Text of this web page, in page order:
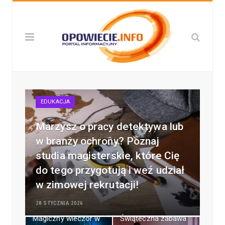
EDUKACJA
Marzysz o pracy detektywa lub
w branży ochrony? Poznaj
studia magisterskie, które Cię
do tego przygotują i weź udział
w zimowej rekrutacji!
28 STYCZNIA 2026
Magiczny wieczór w
Świąteczna zabawa